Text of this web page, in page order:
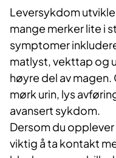
Leversykdom
mange merker lite i
symptomer
matlyst, vekttap og
høyre del av
mørk urin, lys
avansert sykdom.
Dersom du
viktig å ta kontakt